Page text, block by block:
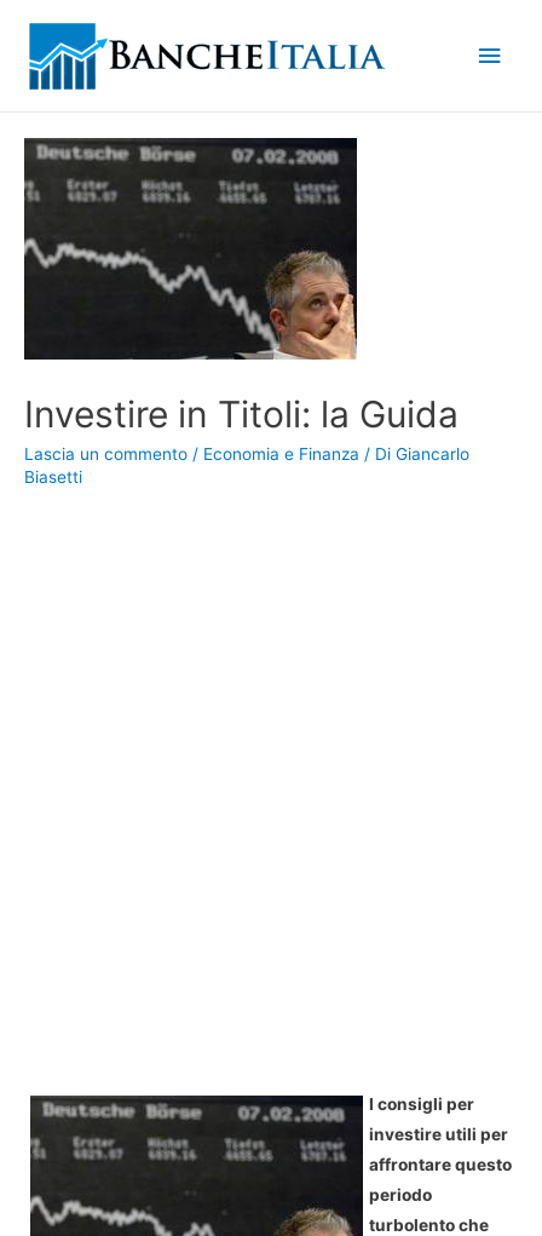
Investire in Titoli: la Guida
Lascia un commento / Economia e Finanza / Di Giancarlo
Biasetti
I consigli per
investire utili per
affrontare questo
periodo
turbolento che